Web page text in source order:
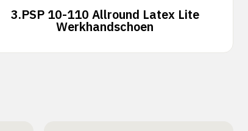
3.PSP 10-110 Allround Latex Lite
Werkhandschoen